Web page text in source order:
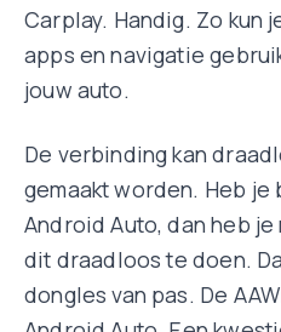
Carplay. Handig. Zo kun
apps en navigatie
jouw auto.
De verbinding kan
gemaakt worden. Heb
Android Auto, dan heb
dit draadloos te doen.
dongles van pas. De